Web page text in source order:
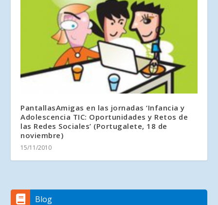
PantallasAmigas en las jornadas ‘Infancia y
Adolescencia TIC: Oportunidades y Retos de
las Redes Sociales’ (Portugalete, 18 de
noviembre)
15/11/2010
Blog